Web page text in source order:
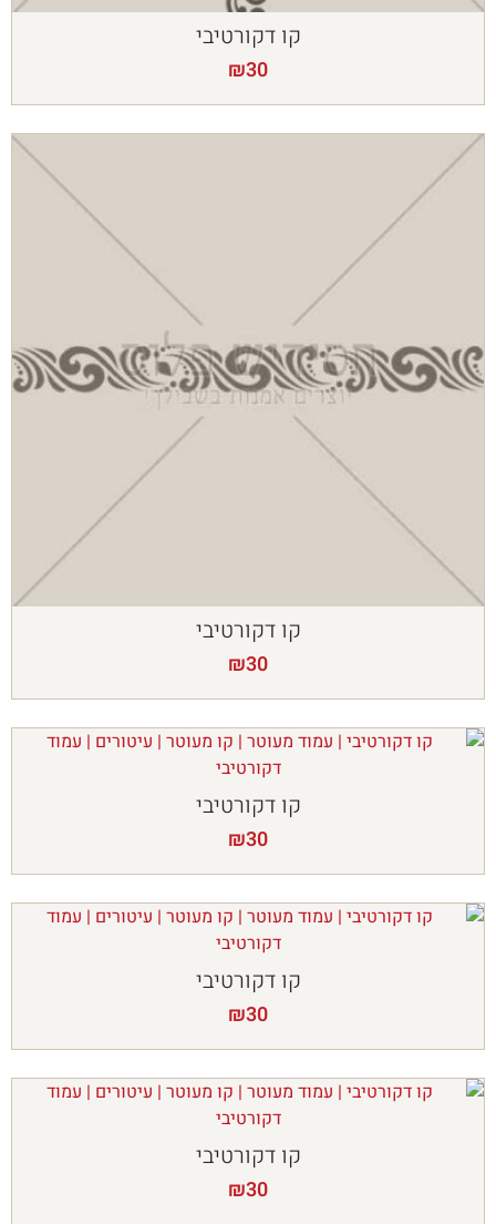
קו דקורטיבי
₪30
קו דקורטיבי
₪30
קו דקורטיבי
₪30
קו דקורטיבי
₪30
קו דקורטיבי
₪30